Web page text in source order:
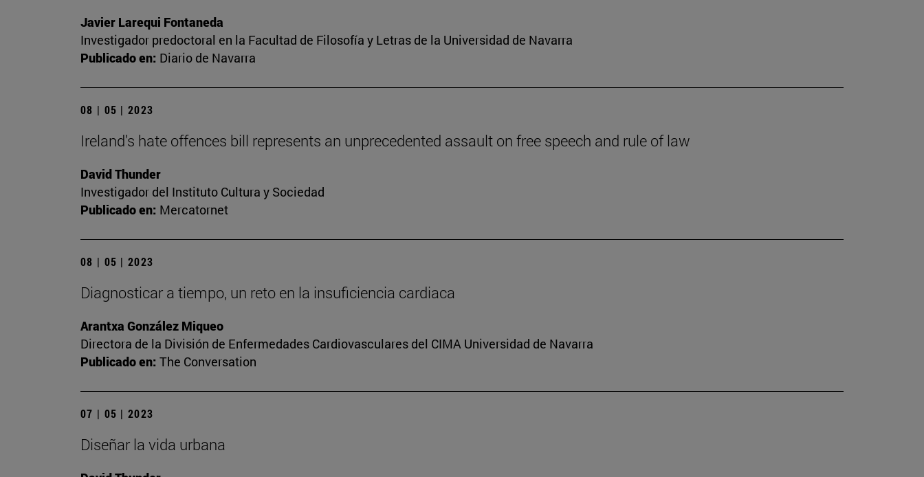
Javier Larequi Fontaneda
Investigador predoctoral en la Facultad de Filosofía y Letras de la Universidad de Navarra
Publicado en: Diario de Navarra
08 | 05 | 2023
Ireland’s hate offences bill represents an unprecedented assault on free speech and rule of law
David Thunder
Investigador del Instituto Cultura y Sociedad
Publicado en: Mercatornet
08 | 05 | 2023
Diagnosticar a tiempo, un reto en la insuficiencia cardiaca
Arantxa González Miqueo
Directora de la División de Enfermedades Cardiovasculares del CIMA Universidad de Navarra
Publicado en: The Conversation
07 | 05 | 2023
Diseñar la vida urbana